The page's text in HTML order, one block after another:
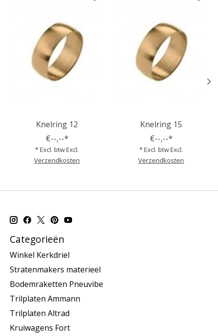
Knelring 12
€--,--*
* Excl. btw Excl.
Verzendkosten
Knelring 15
€--,--*
* Excl. btw Excl.
Verzendkosten
Categorieën
Winkel Kerkdriel
Stratenmakers materieel
Bodemraketten Pneuvibe
Trilplaten Ammann
Trilplaten Altrad
Kruiwagens Fort